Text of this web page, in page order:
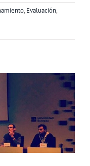
, Evaluación,